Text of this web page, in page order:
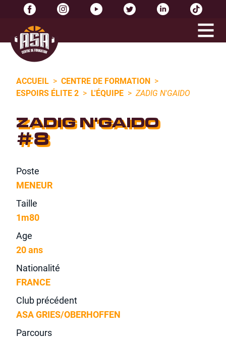
ACCUEIL > CENTRE DE FORMATION >
ESPOIRS ÉLITE 2 > L'ÉQUIPE > ZADIG N'GAIDO
ZADIG N'GAIDO
#8
Poste
MENEUR
Taille
1m80
Age
20 ans
Nationalité
FRANCE
Club précédent
ASA GRIES/OBERHOFFEN
Parcours